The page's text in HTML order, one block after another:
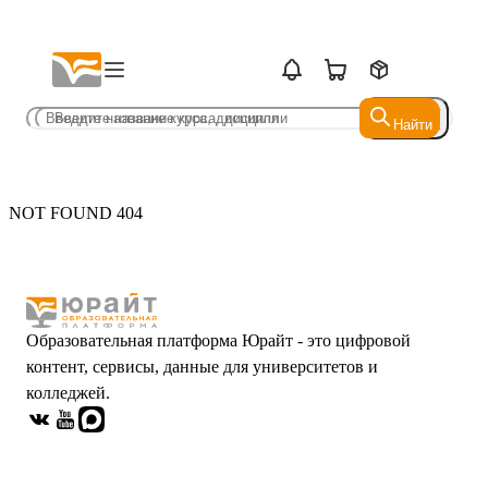
Найти
Найти
NOT FOUND 404
Образовательная платформа Юрайт - это цифровой
контент, сервисы, данные для университетов и
колледжей.